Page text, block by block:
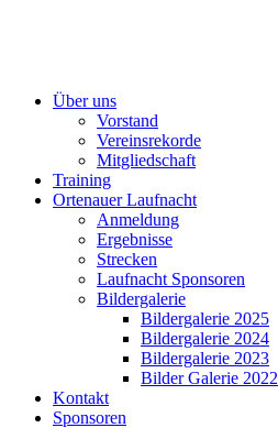
Über uns
Vorstand
Vereinsrekorde
Mitgliedschaft
Training
Ortenauer Laufnacht
Anmeldung
Ergebnisse
Strecken
Laufnacht Sponsoren
Bildergalerie
Bildergalerie 2025
Bildergalerie 2024
Bildergalerie 2023
Bilder Galerie 2022
Kontakt
Sponsoren